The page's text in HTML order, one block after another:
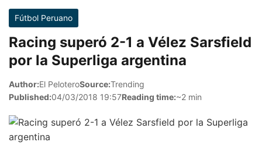
Fútbol Peruano
Racing superó 2-1 a Vélez Sarsfield
por la Superliga argentina
Author:El PeloteroSource:Trending
Published:04/03/2018 19:57Reading time:~2 min